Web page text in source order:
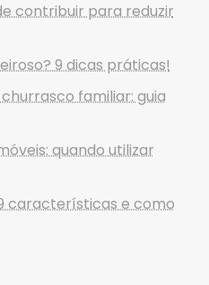
contribuir para reduzir
9 dicas práticas!
familiar: guia
quando utilizar
características e como